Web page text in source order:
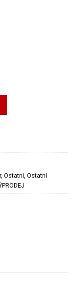
, Ostatní, Ostatní